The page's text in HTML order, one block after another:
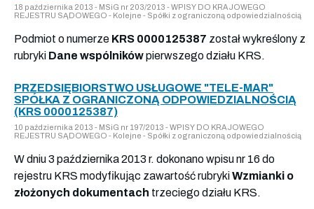
18 października 2013 - MSiG nr 203/2013 - WPISY DO KRAJOWEGO
REJESTRU SĄDOWEGO - Kolejne - Spółki z ograniczoną odpowiedzialnością
Podmiot o numerze KRS 0000125387 został wykreślony z
rubryki Dane wspólnikówpierwszego działu KRS.
PRZEDSIĘBIORSTWO USŁUGOWE "TELE-MAR"
SPÓŁKA Z OGRANICZONĄ ODPOWIEDZIALNOŚCIĄ
(KRS 0000125387)
10 października 2013 - MSiG nr 197/2013 - WPISY DO KRAJOWEGO
REJESTRU SĄDOWEGO - Kolejne - Spółki z ograniczoną odpowiedzialnością
W dniu 3 października 2013 r. dokonano wpisu nr 16 do
rejestru KRS modyfikując zawartość rubrykiWzmianki o
złożonych dokumentach trzeciego działu KRS.